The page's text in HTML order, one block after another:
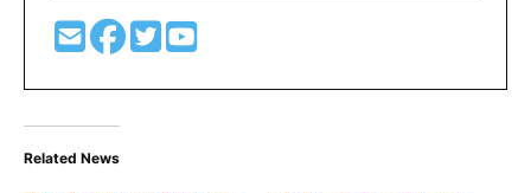
Related News